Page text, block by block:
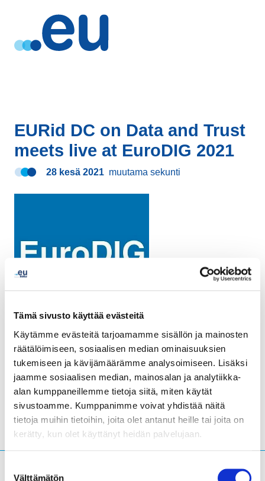
Tämä sivusto käyttää evästeitä
Käytämme evästeitä tarjoamamme sisällön ja mainosten
räätälöimiseen, sosiaalisen median ominaisuuksien
tukemiseen ja kävijämäärämme analysoimiseen. Lisäksi
jaamme sosiaalisen median, mainosalan ja analytiikka-
alan kumppaneillemme tietoja siitä, miten käytät
sivustoamme. Kumppanimme voivat yhdistää näitä
tietoja muihin tietoihin, joita olet antanut heille tai joita on
kerätty, kun olet käyttänyt heidän palvelujaan.
Välttämätön
EURid DC on Data and Trust
meets live at EuroDIG 2021
28 kesä 2021 muutama sekunti
jaa tavalla LinkedInTwitterFacebook
Mitä olet hakemassa?